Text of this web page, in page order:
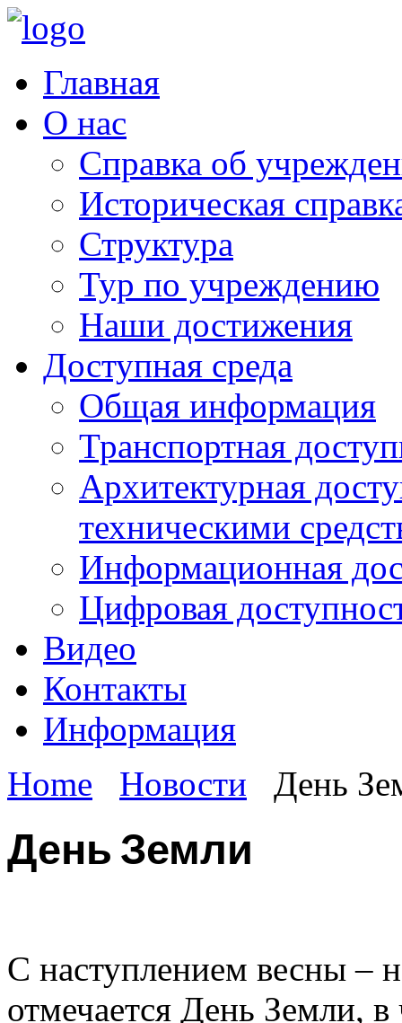
Главная
О нас
Справка об
Историческая
Структура
Тур по учреждению
Наши достижения
Доступная среда
Общая информация
Транспортная
Архитектурная
техническими
Информационная
Цифровая
Видео
Контакты
Информация
Home
Новости День
День Земли
С наступлением весны –
отмечается День Земли,